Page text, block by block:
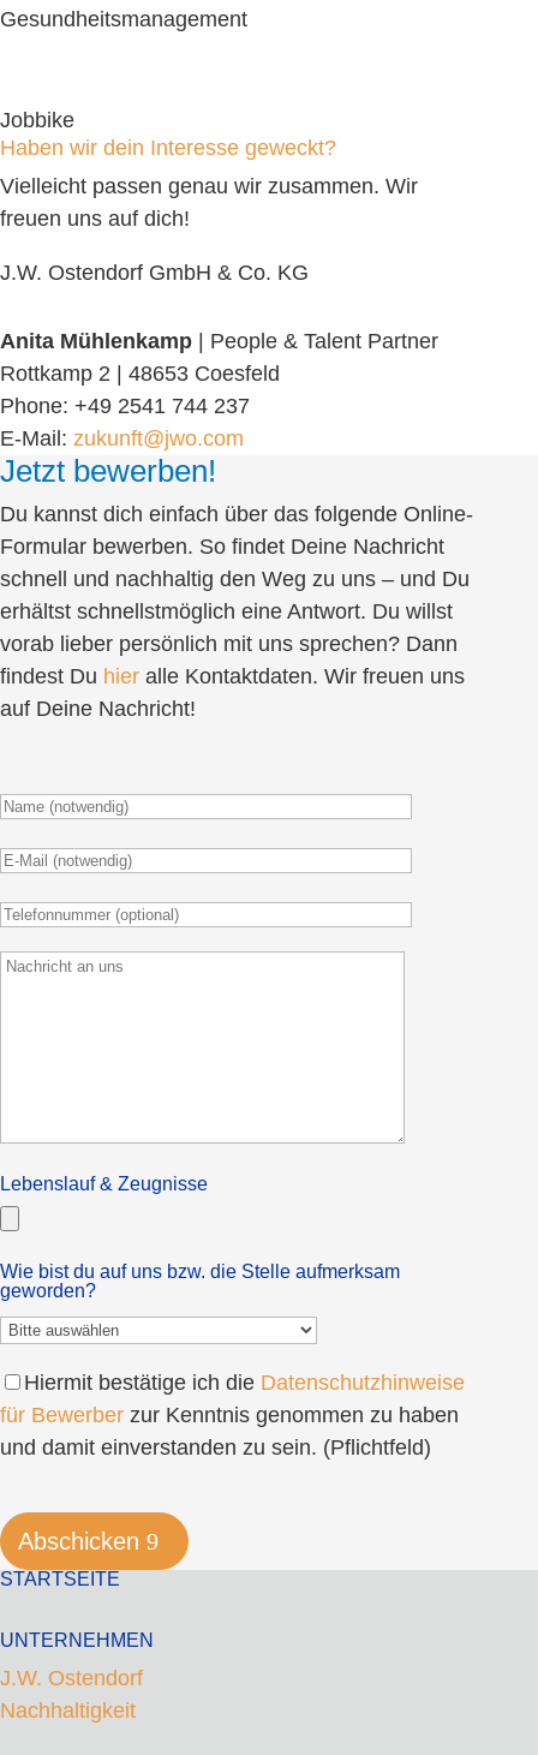
Gesundheitsmanagement
Jobbike
Haben wir dein Interesse geweckt?
Vielleicht passen genau wir zusammen. Wir
freuen uns auf dich!
J.W. Ostendorf GmbH & Co. KG
Anita Mühlenkamp | People & Talent Partner
Rottkamp 2 | 48653 Coesfeld
Phone: +49 2541 744 237
E-Mail: zukunft@jwo.com
Jetzt bewerben!
Du kannst dich einfach über das folgende Online-
Formular bewerben. So findet Deine Nachricht
schnell und nachhaltig den Weg zu uns – und Du
erhältst schnellstmöglich eine Antwort. Du willst
vorab lieber persönlich mit uns sprechen? Dann
findest Du hier alle Kontaktdaten. Wir freuen uns
auf Deine Nachricht!
Lebenslauf & Zeugnisse
Wie bist du auf uns bzw. die Stelle aufmerksam
geworden?
Hiermit bestätige ich die Datenschutzhinweise
für Bewerber zur Kenntnis genommen zu haben
und damit einverstanden zu sein. (Pflichtfeld)
lasse
dieses
leer.
lasse
dieses
leer.
Abschicken
STARTSEITE
UNTERNEHMEN
J.W. Ostendorf
Nachhaltigkeit